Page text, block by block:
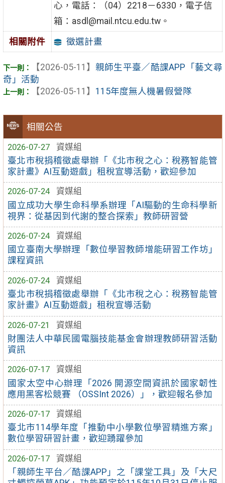
相關公告
2026-07-27
資媒組
臺北市稅捐稽徵處舉辦「《北市稅之心：稅務智能管
家計畫》AI互動遊戲」租稅宣導活動，歡迎參加
2026-07-24
資媒組
國立成功大學生命科學系辦理「AI驅動的生命科學新
視界：從基因到代謝的整合探索」教師研習營
2026-07-24
資媒組
國立臺南大學辦理「數位學習教師增能研習工作坊」
課程資訊
2026-07-24
資媒組
臺北市稅捐稽徵處舉辦「《北市稅之心：稅務智能管
家計畫》AI互動遊戲」租稅宣導活動
2026-07-21
資媒組
財團法人中華民國電腦技能基金會辦理教師研習活動
資訊
2026-07-17
資媒組
國家太空中心辦理「2026 開源空間資訊於國家韌性
應用黑客松競賽 （OSSInt 2026）」，歡迎報名參加
2026-07-17
資媒組
臺北市114學年度「推動中小學數位學習精進方案」
數位學習研習計畫，歡迎踴躍參加
2026-07-17
資媒組
「親師生平台／酷課APP」之「課堂工具」及「大尺
心，電話：（04）2218－6330，電子信
箱：asdl@mail.ntcu.edu.tw。
相關附件 徵選計畫
【2026-05-11】 親師生平臺／酷課APP「藝文尋
奇」活動
【2026-05-11】 115年度無人機暑假營隊